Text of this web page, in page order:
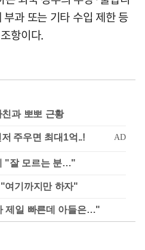
과 또는 기타 수입 제한 등
항이다.
과 뽀뽀 근황
"잘 모르는 분…"
여기까지만 하자"
제일 빠른데 아들은…"